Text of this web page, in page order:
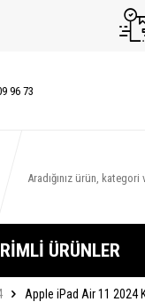
96 73
ÜRÜNLER
Apple iPad Air 11 2024